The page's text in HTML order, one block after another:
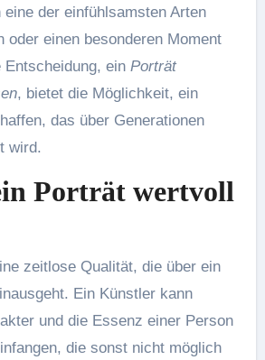
der einfühlsamsten Arten
oder einen besonderen Moment
ein Porträt
, bietet die Möglichkeit, ein
das über Generationen
wird.
Porträt wertvoll
zeitlose Qualität, die über ein
Ein Künstler kann
und die Essenz einer Person
die sonst nicht möglich